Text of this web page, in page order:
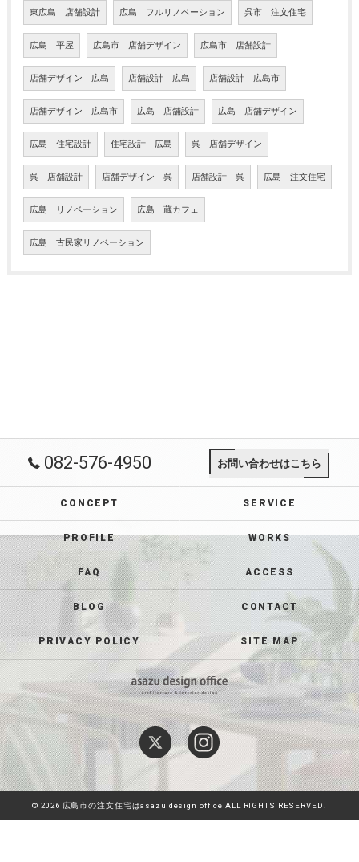
東広島 店舗設計 広島 フルリノベーション 呉市 注文住宅
広島 平屋 広島市 店舗デザイン 広島市 店舗設計
店舗デザイン 広島 店舗設計 広島 店舗設計 広島市
店舗デザイン 広島市 広島 店舗設計 広島 店舗デザイン
広島 住宅設計 住宅設計 広島 呉 店舗デザイン
呉 店舗設計 店舗デザイン 呉 店舗設計 呉 広島 注文住宅
広島 リノベーション 広島 蔵カフェ
広島 古民家リノベーション
082-576-4950 お問い合わせはこちら
CONCEPT SERVICE
PROFILE WORKS
FAQ ACCESS
BLOG CONTACT
PRIVACY POLICY SITE MAP
© 2026 広島市の注文住宅はasazu design office ALL RIGHTS RESERVED.